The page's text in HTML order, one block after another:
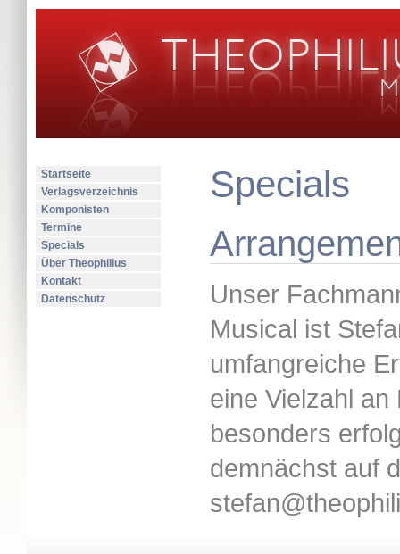
Startseite
Verlagsverzeichnis
Komponisten
Termine
Specials
Über Theophilius
Kontakt
Datenschutz
Specials
Unser
Musical ist
umfangreiche
eine Vielzahl
besonders
demnächst auf